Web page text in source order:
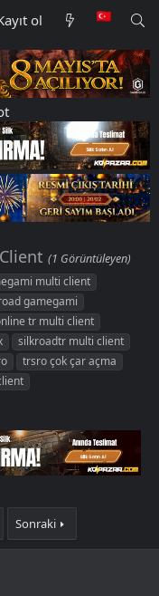
ol
(1 Görüntüleyen)
multi client
gamegami
tr multi client
silkroadtr multi client
trsro çok çar açma
Sonraki